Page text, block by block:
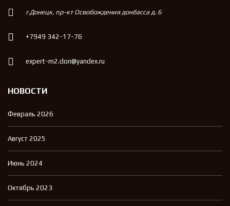
г.Донецк, пр-кт Освобождения донбасса д. 6
+7949 342-17-76
expert-m2.don@yandex.ru
НОВОСТИ
Февраль 2026
Август 2025
Июнь 2024
Октябрь 2023